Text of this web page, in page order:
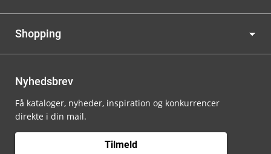
Shopping
Nyhedsbrev
Få kataloger, nyheder, inspiration og konkurrencer
direkte i din mail.
Tilmeld